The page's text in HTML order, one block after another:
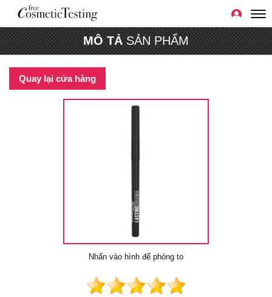
MÔ TẢSẢN PHẨM
Quay lại cửa hàng
Nhấn vào hình để phóng to